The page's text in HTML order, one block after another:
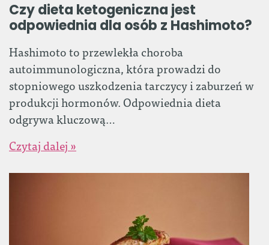
Czy dieta ketogeniczna jest
odpowiednia dla osób z Hashimoto?
Hashimoto to przewlekła choroba
autoimmunologiczna, która prowadzi do
stopniowego uszkodzenia tarczycy i zaburzeń w
produkcji hormonów. Odpowiednia dieta
odgrywa kluczową…
Czytaj dalej »